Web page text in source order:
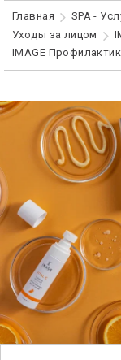
Главная SPA -
Уходы за лицом
IMAGE